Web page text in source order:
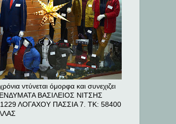
ντύνεται όμορφα και συνεχιζει
ΒΑΣΙΛΕΙΟΣ ΝΙΤΣΗΣ
ΛΟΓΑΧΟΥ ΠΑΣΣΙΑ 7. ΤΚ: 58400